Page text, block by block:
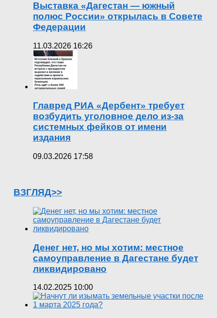
Выставка «Дагестан — южный
полюс России» открылась в Совете
Федерации
11.03.2026 16:26
Главред РИА «Дербент» требует
возбудить уголовное дело из-за
системных фейков от имени
издания
09.03.2026 17:58
ВЗГЛЯД>>
Денег нет, но мы хотим: местное
самоуправление в Дагестане будет
ликвидировано
14.02.2025 10:00